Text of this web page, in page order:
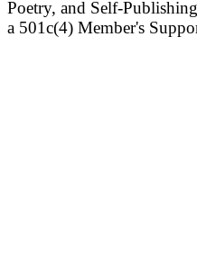
Poetry, and Self-
a 501c(4) Member's